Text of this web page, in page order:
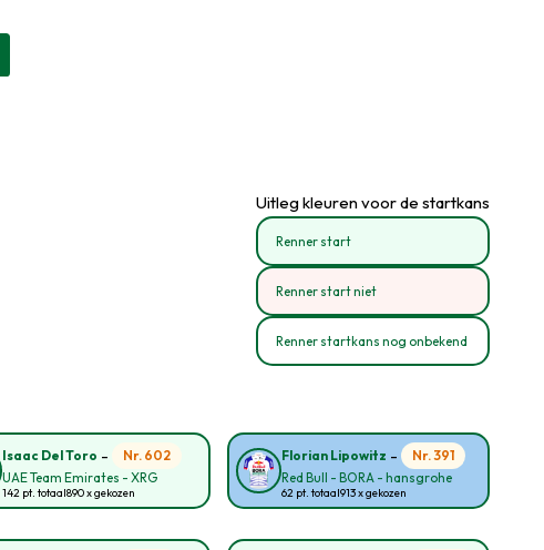
Uitleg kleuren voor de startkans
Renner start
Renner start niet
Renner startkans nog onbekend
Isaac Del Toro -
Nr. 602
UAE Team Emirates - XRG
142 pt. totaal890 x gekozen
Florian Lipowitz -
Nr. 391
Red Bull - BORA - hansgrohe
62 pt. totaal913 x gekozen